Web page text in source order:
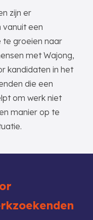
zijn er
vanuit een
te groeien naar
met Wajong,
kandidaten in het
die een
om werk niet
manier op te